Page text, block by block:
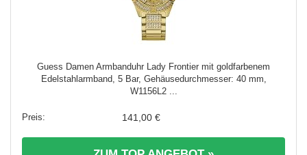
Guess Damen Armbanduhr Lady Frontier mit goldfarbenem
Edelstahlarmband, 5 Bar, Gehäusedurchmesser: 40 mm,
W1156L2 ...
141,00 €